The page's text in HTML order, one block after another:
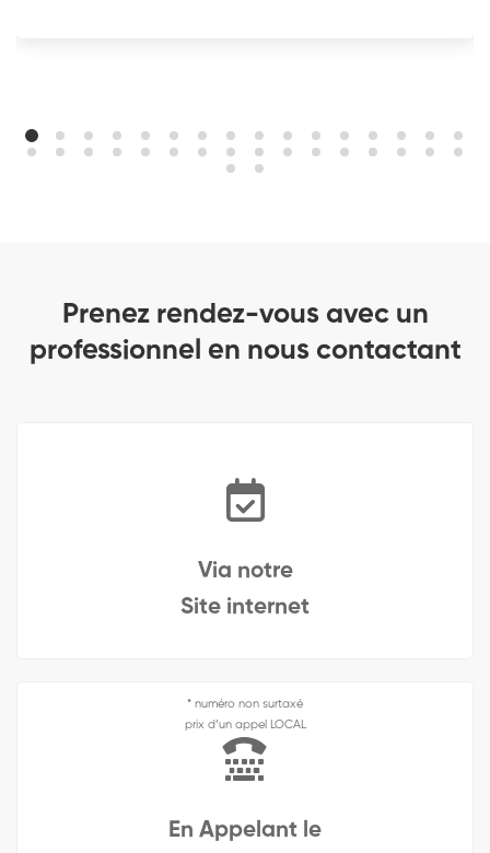
Prenez rendez-vous avec un
professionnel en nous contactant
Via notre
Site internet
* numéro non surtaxé
prix d’un appel LOCAL
En Appelant le